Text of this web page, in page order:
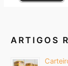
ARTIGOS